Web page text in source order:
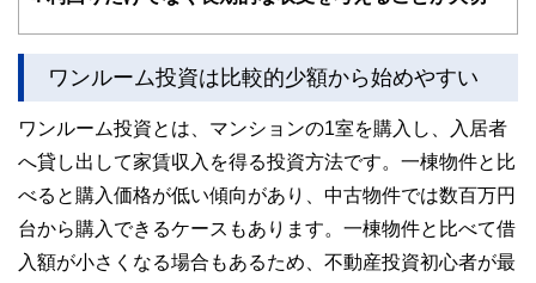
士、行政書士、投資アナリスト、キャリアコンサルタントな
かしく感じられる年金や税金、相続、保険、ローンなどの話
をわかりやすく発信している点です。
執筆者・監修者による執筆体制を築くことで、内容のわかり
やすさはもちろんのこと、読み応えのあるコンテンツと確か
な情報発信を実現しています。
私たちは、快適でより良い生活のアイデアを提供するお金の
コンシェルジュを目指します。
ワンルーム投資は比較的少額から始めやすい
ワンルーム投資とは、マンションの1室を購入し、入居者
へ貸し出して家賃収入を得る投資方法です。一棟物件と比
べると購入価格が低い傾向があり、中古物件では数百万円
台から購入できるケースもあります。一棟物件と比べて借
入額が小さくなる場合もあるため、不動産投資初心者が最